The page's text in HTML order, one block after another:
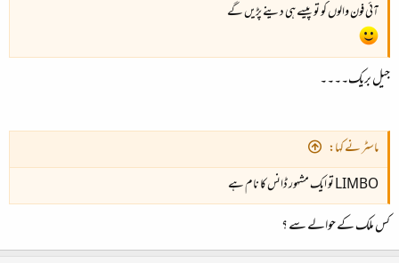
آئی فون والوں کو تو پیسے ہی دینے پڑیں گے
جیل بریک۔۔۔۔
ماسٹر نے کہا:
LIMBO تو ایک مشہور ڈانس کا نام ہے
کس ملک کے حوالے سے ؟